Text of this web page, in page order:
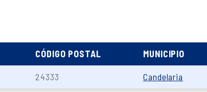
CÓDIGO POSTAL MUNICIPIO
24333 Candelaria